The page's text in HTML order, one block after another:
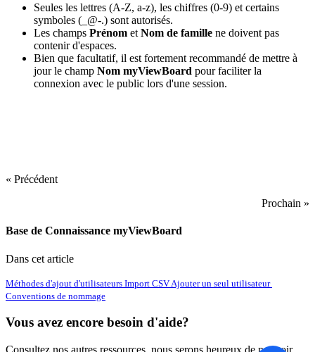
Seules les lettres (A-Z, a-z), les chiffres (0-9) et certains
symboles (_@-.) sont autorisés.
Les champs Prénom et Nom de famille ne doivent pas
contenir d'espaces.
Bien que facultatif, il est fortement recommandé de mettre à
jour le champ Nom myViewBoard pour faciliter la
connexion avec le public lors d'une session.
« Précédent
Prochain »
Base de Connaissance myViewBoard
Dans cet article
Méthodes d'ajout d'utilisateurs Import CSV Ajouter un seul utilisateur
Conventions de nommage
Vous avez encore besoin d'aide?
Consultez nos autres ressources, nous serons heureux de pouvoir